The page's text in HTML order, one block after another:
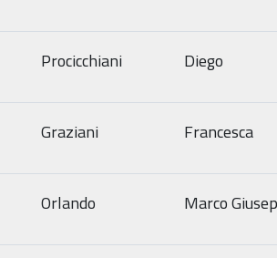
Procicchiani Diego
Graziani Francesca
Orlando Marco